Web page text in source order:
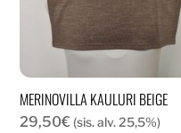
MERINOVILLA KAULURI BEIGE
29,50€ (sis. alv. 25,5%)